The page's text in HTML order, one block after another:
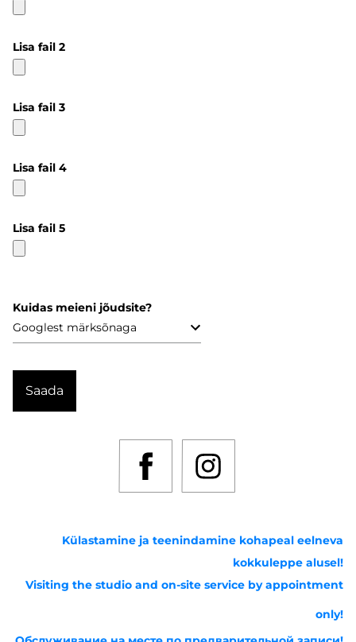
Lisa fail 2
Lisa fail 3
Lisa fail 4
Lisa fail 5
Kuidas meieni jõudsite?
Külastamine ja teenindamine kohapeal eelneva
kokkuleppe alusel!
Visiting the studio and on-site service by appointment
only!